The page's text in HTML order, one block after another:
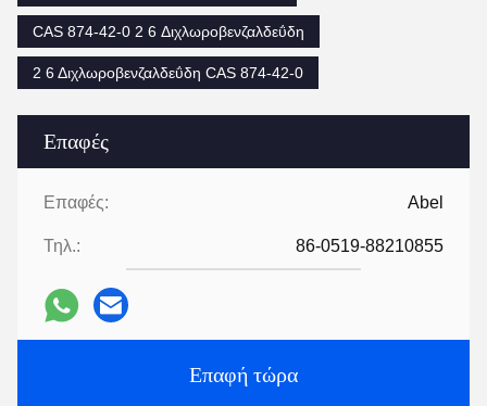
Επαφές
Επαφές: Abel
Τηλ.: 86-0519-88210855
Επαφή τώρα
CAS 874-42-0 2 6 Διχλωροβενζαλδεΰδη
2 6 Διχλωροβενζαλδεΰδη CAS 874-42-0